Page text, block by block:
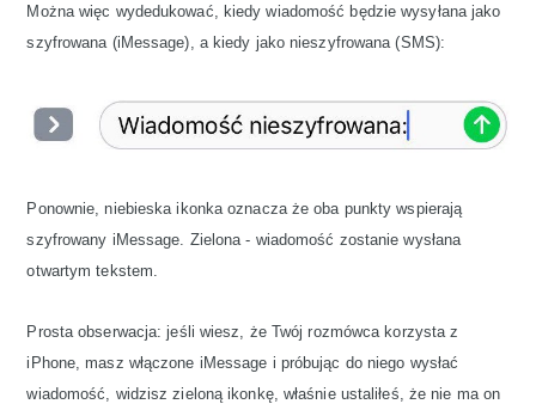
Można więc wydedukować, kiedy wiadomość będzie wysyłana jako
szyfrowana (iMessage), a kiedy jako nieszyfrowana (SMS):
Ponownie, niebieska ikonka oznacza że oba punkty wspierają
szyfrowany iMessage. Zielona - wiadomość zostanie wysłana
otwartym tekstem.
Prosta obserwacja: jeśli wiesz, że Twój rozmówca korzysta z
iPhone, masz włączone iMessage i próbując do niego wysłać
wiadomość, widzisz zieloną ikonkę, właśnie ustaliłeś, że nie ma on